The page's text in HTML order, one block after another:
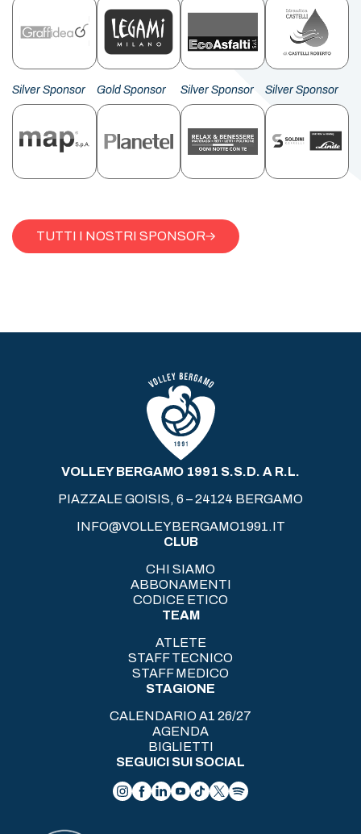
Silver Sponsor Gold Sponsor Silver Sponsor Silver Sponsor
TUTTI I NOSTRI SPONSOR
VOLLEY BERGAMO 1991 S.S.D. A R.L.
PIAZZALE GOISIS, 6 – 24124 BERGAMO
INFO@VOLLEYBERGAMO1991.IT
CLUB
CHI SIAMO
ABBONAMENTI
CODICE ETICO
TEAM
ATLETE
STAFF TECNICO
STAFF MEDICO
STAGIONE
CALENDARIO A1 26/27
AGENDA
BIGLIETTI
SEGUICI SUI SOCIAL